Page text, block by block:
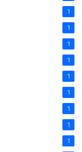
1
1
1
1
1
1
1
1
1